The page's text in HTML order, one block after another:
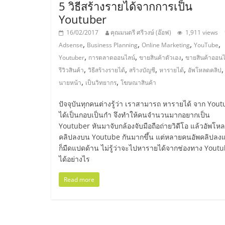
ไชส์,
รวม
แฟ
รน
ไชส์
ขาย
แฟ
5 วิธีสร้างรายได้จากการเป็น
Youtuber
16/02/2017 คุณมนตรี ศรีวงษ์ (อ๊อฟ)
1,911 views
Adsense, Business Planning, Online Marketing, YouTube,
Youtuber, การตลาดออนไลน์, ขายสินค้าตัวเอง, ขายสินค้าออน
รีวิวสินค้า, วิธีสร้างรายได้, สร้างบัญชี, หารายได้, อัพโหลดคลิป,
นายหน้า, เป็นวิทยากร, โฆษณาสินค้า
ปัจจุบันทุกคนต่างรู้ว่า เราสามารถ หารายได้ จาก
ได้เป็นกอบเป็นกำ จึงทำให้คนจำนวนมากอยากเป็น
Youtuber หันมาจับกล้องจับมือถือถ่ายวิดีโอ แล้วอัพโห
คลิปลงบน Youtube กันมากขึ้น แต่หลายคนอัพคลิปลง
ก็มืดแปดด้าน ไม่รู้ว่าจะไปหารายได้จากช่องทาง
ได้อย่างไร
Read more